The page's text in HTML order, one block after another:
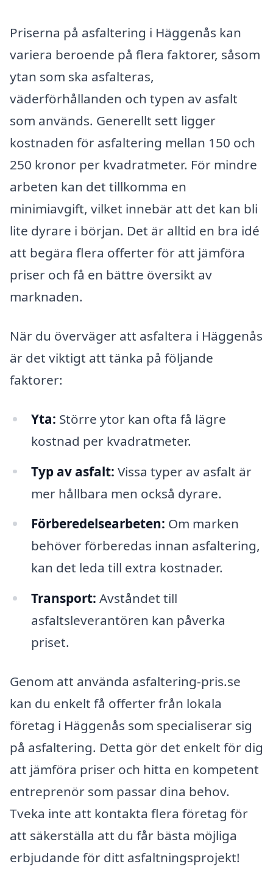
Priserna på asfaltering i Häggenås kan
variera beroende på flera faktorer, såsom
ytan som ska asfalteras,
väderförhållanden och typen av asfalt
som används. Generellt sett ligger
kostnaden för asfaltering mellan 150 och
250 kronor per kvadratmeter. För mindre
arbeten kan det tillkomma en
minimiavgift, vilket innebär att det kan bli
lite dyrare i början. Det är alltid en bra idé
att begära flera offerter för att jämföra
priser och få en bättre översikt av
marknaden.
När du överväger att asfaltera i Häggenås
är det viktigt att tänka på följande
faktorer:
Yta: Större ytor kan ofta få lägre
kostnad per kvadratmeter.
Typ av asfalt: Vissa typer av asfalt är
mer hållbara men också dyrare.
Förberedelsearbeten: Om marken
behöver förberedas innan asfaltering,
kan det leda till extra kostnader.
Transport: Avståndet till
asfaltsleverantören kan påverka
priset.
Genom att använda asfaltering-pris.se
kan du enkelt få offerter från lokala
företag i Häggenås som specialiserar sig
på asfaltering. Detta gör det enkelt för dig
att jämföra priser och hitta en kompetent
entreprenör som passar dina behov.
Tveka inte att kontakta flera företag för
att säkerställa att du får bästa möjliga
erbjudande för ditt asfaltningsprojekt!